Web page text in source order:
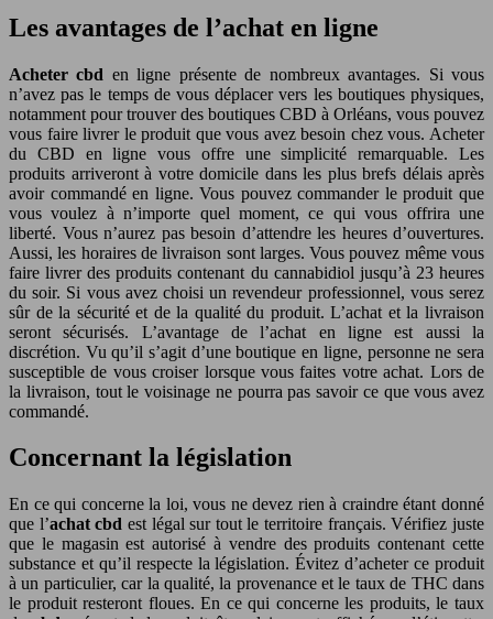
Les avantages de l’achat en ligne
Acheter cbd en ligne présente de nombreux avantages. Si vous
n’avez pas le temps de vous déplacer vers les boutiques physiques,
notamment pour trouver des boutiques CBD à Orléans, vous pouvez
vous faire livrer le produit que vous avez besoin chez vous. Acheter
du CBD en ligne vous offre une simplicité remarquable. Les
produits arriveront à votre domicile dans les plus brefs délais après
avoir commandé en ligne. Vous pouvez commander le produit que
vous voulez à n’importe quel moment, ce qui vous offrira une
liberté. Vous n’aurez pas besoin d’attendre les heures d’ouvertures.
Aussi, les horaires de livraison sont larges. Vous pouvez même vous
faire livrer des produits contenant du cannabidiol jusqu’à 23 heures
du soir. Si vous avez choisi un revendeur professionnel, vous serez
sûr de la sécurité et de la qualité du produit. L’achat et la livraison
seront sécurisés. L’avantage de l’achat en ligne est aussi la
discrétion. Vu qu’il s’agit d’une boutique en ligne, personne ne sera
susceptible de vous croiser lorsque vous faites votre achat. Lors de
la livraison, tout le voisinage ne pourra pas savoir ce que vous avez
commandé.
Concernant la législation
En ce qui concerne la loi, vous ne devez rien à craindre étant donné
que l’achat cbd est légal sur tout le territoire français. Vérifiez juste
que le magasin est autorisé à vendre des produits contenant cette
substance et qu’il respecte la législation. Évitez d’acheter ce produit
à un particulier, car la qualité, la provenance et le taux de THC dans
le produit resteront floues. En ce qui concerne les produits, le taux